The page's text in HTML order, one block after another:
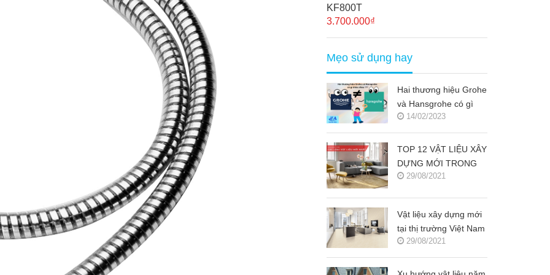
KF800T
3.700.000₫
Mẹo sử dụng hay
Hai thương hiệu Grohe
và Hansgrohe có gì
khác nhau ???
14/02/2023
TOP 12 VẬT LIỆU XÂY
DỰNG MỚI TRONG
KIẾN TRÚC 2021-
29/08/2021
Vật liệu xây dựng mới
tại thị trường Việt Nam
(Nguồn copy)
29/08/2021